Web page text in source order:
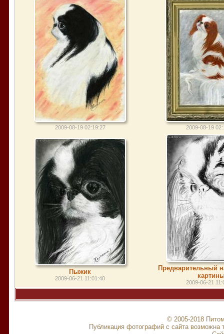
2009-08-19 02:19:27 2009-08-19
Пыжик
2009-06-21 11:01:40
Предварительный
2009-06-21
© 2005-2018
Публикация фотографий с сайта возможна